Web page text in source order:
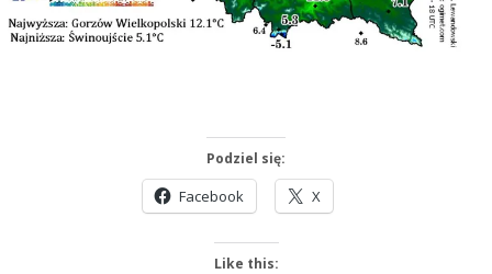
Podziel się:
Facebook X
Like this: